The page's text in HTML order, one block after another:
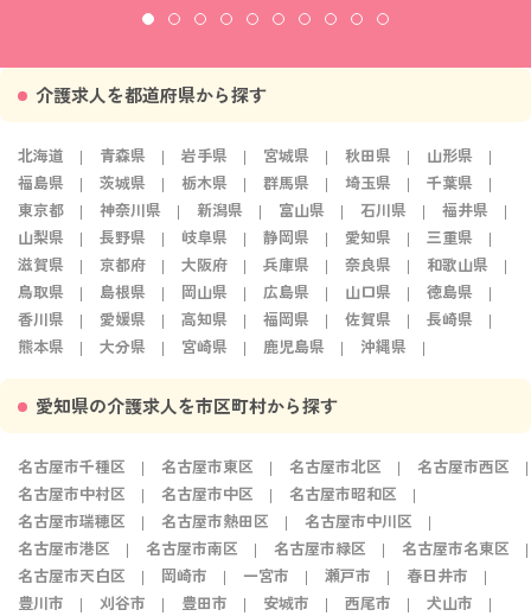
介護求人を都道府県から探す
北海道 青森県 岩手県 宮城県 秋田県
山形県
福島県
茨城県 栃木県 群馬県 埼玉県
千葉県
東京都
神奈川県 新潟県 富山県 石川県
福井県
山梨県
長野県 岐阜県 静岡県 愛知県
三重県
滋賀県
京都府 大阪府 兵庫県 奈良県
和歌山県
鳥取県
島根県 岡山県 広島県 山口県
徳島県
香川県
愛媛県 高知県 福岡県 佐賀県
長崎県
熊本県
大分県 宮崎県 鹿児島県 沖縄県
愛知県の介護求人を市区町村から探す
名古屋市千種区 名古屋市東区 名古屋市北区
名古屋市西区
名古屋市中村区
名古屋市中区
名古屋市昭和区
名古屋市瑞穂区
名古屋市熱田区
名古屋市中川区
名古屋市港区
名古屋市南区 名古屋市緑区
名古屋市名東区
名古屋市天白区
岡崎市 一宮市 瀬戸市
春日井市
豊川市
刈谷市 豊田市 安城市 西尾市
犬山市